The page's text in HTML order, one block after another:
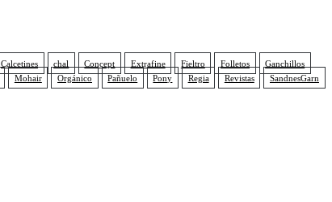
Calcetines chal Concept Extrafine Fieltro Folletos
Ganchillos
Mohair Orgánico Pañuelo Pony Regia Revistas
SandnesGarn